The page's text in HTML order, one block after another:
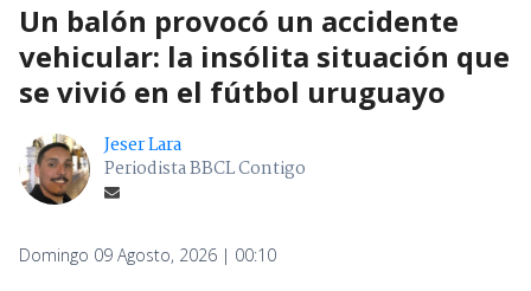
Un balón provocó un accidente
vehicular: la insólita situación que
se vivió en el fútbol uruguayo
Jeser Lara
Periodista BBCL Contigo
Domingo 09 Agosto, 2026 | 00:10